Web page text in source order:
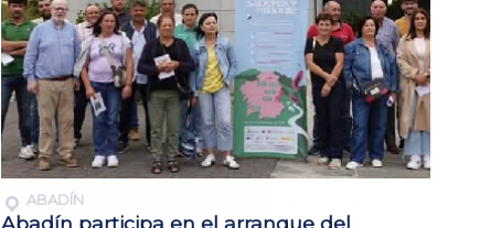
ABADÍN
Abadín participa en el arranque del